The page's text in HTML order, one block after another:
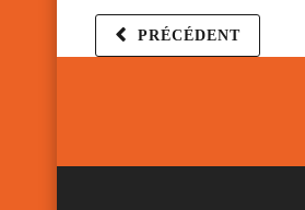
PRÉCÉDENT